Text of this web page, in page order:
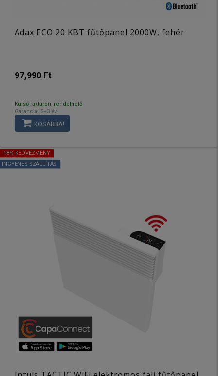
Adax ECO 20 KBT fűtőpanel 2000W, fehér
97,990 Ft
Külső raktáron, rendelhető
Garancia: 5+3 év
KOSÁRBA!
-18% KEDVEZMÉNY
INGYENES SZÁLLÍTÁS